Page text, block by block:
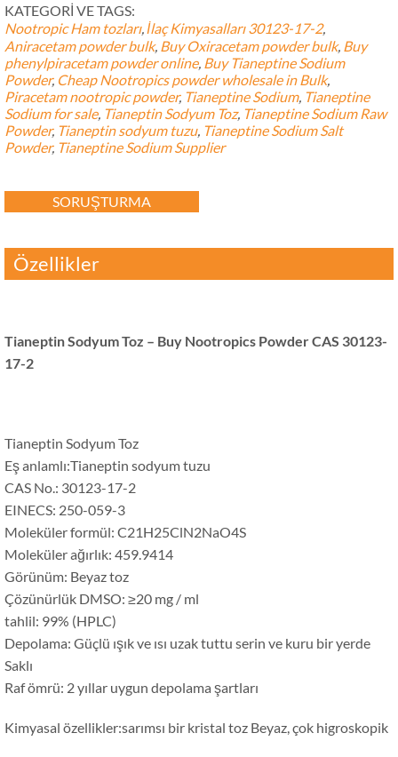
KATEGORİ VE TAGS:
Nootropic Ham tozları, İlaç Kimyasalları 30123-17-2,
Aniracetam powder bulk, Buy Oxiracetam powder bulk, Buy
phenylpiracetam powder online, Buy Tianeptine Sodium
Powder, Cheap Nootropics powder wholesale in Bulk,
Piracetam nootropic powder, Tianeptine Sodium, Tianeptine
Sodium for sale, Tianeptin Sodyum Toz, Tianeptine Sodium Raw
Powder, Tianeptin sodyum tuzu, Tianeptine Sodium Salt
Powder, Tianeptine Sodium Supplier
SORUŞTURMA
Özellikler
Tianeptin Sodyum Toz – Buy Nootropics Powder CAS 30123-
17-2
Tianeptin Sodyum Toz
Eş anlamlı:Tianeptin sodyum tuzu
CAS No.: 30123-17-2
EINECS: 250-059-3
Moleküler formül: C21H25ClN2NaO4S
Moleküler ağırlık: 459.9414
Görünüm: Beyaz toz
Çözünürlük DMSO: ≥20 mg / ml
tahlil: 99% (HPLC)
Depolama: Güçlü ışık ve ısı uzak tuttu serin ve kuru bir yerde
Saklı
Raf ömrü: 2 yıllar uygun depolama şartları
Kimyasal özellikler:sarımsı bir kristal toz Beyaz, çok higroskopik